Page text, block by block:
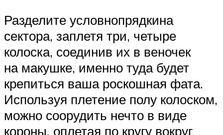
Разделите условнопрядкина
сектора, заплетя три, четыре
колоска, соединив их в веночек
на макушке, именно туда будет
крепиться ваша роскошная фата.
Используя плетение полу колоском,
можно соорудить нечто в виде
короны, оплетая по кругу вокруг